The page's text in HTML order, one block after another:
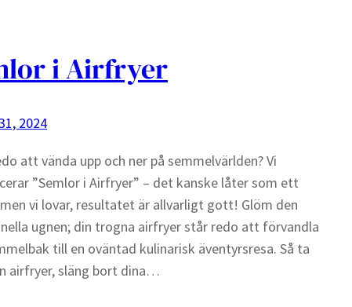
i Airfryer
2024
att vända upp och ner på semmelvärlden? Vi
”Semlor i Airfryer” – det kanske låter som ett
vi lovar, resultatet är allvarligt gott! Glöm den
ugnen; din trogna airfryer står redo att förvandla
till en oväntad kulinarisk äventyrsresa. Så ta
airfryer, släng bort dina…